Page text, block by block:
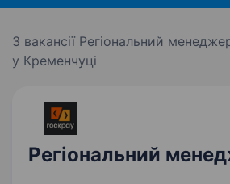
3 вакансії Регіональний
у Кременчуці
Регіональний